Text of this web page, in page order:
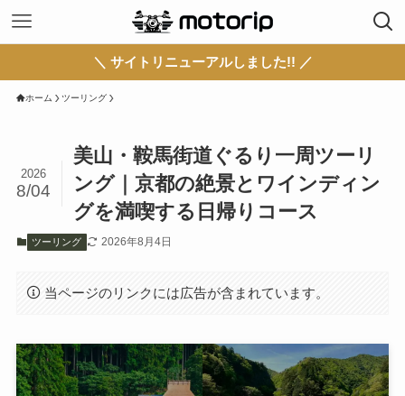
＼ サイトリニューアルしました!! ／
ホーム ツーリング
美山・鞍馬街道ぐるり一周ツーリ
ング｜京都の絶景とワインディン
グを満喫する日帰りコース
2026
8/04
ツーリング 2026年8月4日
当ページのリンクには広告が含まれています。